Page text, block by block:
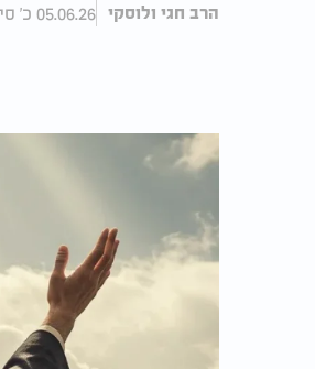
הרב חגי ולוסקי 05.06.26 כ' סיון התשפ"ו